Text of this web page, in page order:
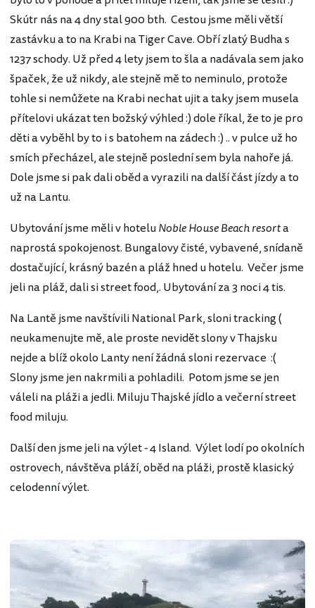
Skútr nás na 4 dny stal 900 bth. Cestou jsme měli větší
zastávku a to na Krabi na Tiger Cave. Obří zlatý Budha s
1237 schody. Už před 4 lety jsem to šla a nadávala sem jako
špaček, že už nikdy, ale stejně mě to neminulo, protože
tohle si nemůžete na Krabi nechat ujit a taky jsem musela
přítelovi ukázat ten božský výhled :) dole říkal, že to je pro
děti a vyběhl by to i s batohem na zádech :) .. v pulce už ho
smích přecházel, ale stejně poslední sem byla nahoře já.
Dole jsme si pak dali oběd a vyrazili na další část jízdy a to
už na Lantu.
Ubytování jsme měli v hoteluNoble House Beach resorta
naprostá spokojenost. Bungalovy čisté, vybavené, snídaně
dostačující, krásný bazén a pláž hned u hotelu. Večer jsme
jeli na pláž, dali si street food,. Ubytování za 3 noci 4 tis.
Na Lantě jsme navštívili National Park, sloni tracking (
neukamenujte mě, ale proste nevidět slony v Thajsku
nejde a blíž okolo Lanty není žádná sloni rezervace :(
Slony jsme jen nakrmili a pohladili. Potom jsme se jen
váleli na pláži a jedli. Miluju Thajské jídlo a večerní street
food miluju.
Další den jsme jeli na výlet - 4 Island. Výlet lodí po okolních
ostrovech, návštěva pláží, oběd na pláži, prostě klasický
celodenní výlet.